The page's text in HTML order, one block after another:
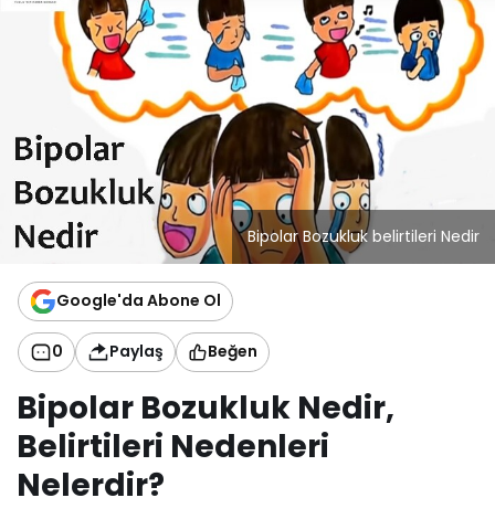
Bipolar Bozukluk belirtileri Nedir
Google'da Abone Ol
0 Paylaş Beğen
Bipolar Bozukluk Nedir,
Belirtileri Nedenleri
Nelerdir?